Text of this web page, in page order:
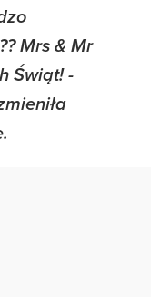
Mrs & Mr
Świąt! -